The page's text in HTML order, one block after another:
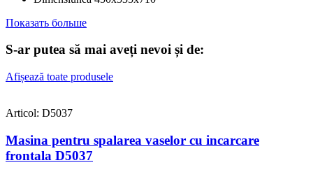
Показать больше
S-ar putea să mai aveți nevoi și de:
Afișează toate produsele
Articol: D5037
Masina pentru spalarea vaselor cu incarcare
frontala D5037